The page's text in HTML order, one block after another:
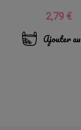
Prix
2,79 €
Ajouter